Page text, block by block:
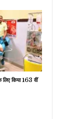
किया 163 वीं